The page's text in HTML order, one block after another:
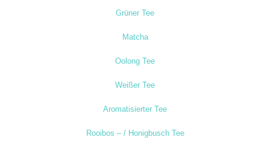
Grüner Tee
Matcha
Oolong Tee
Weißer Tee
Aromatisierter Tee
Rooibos – / Honigbusch Tee